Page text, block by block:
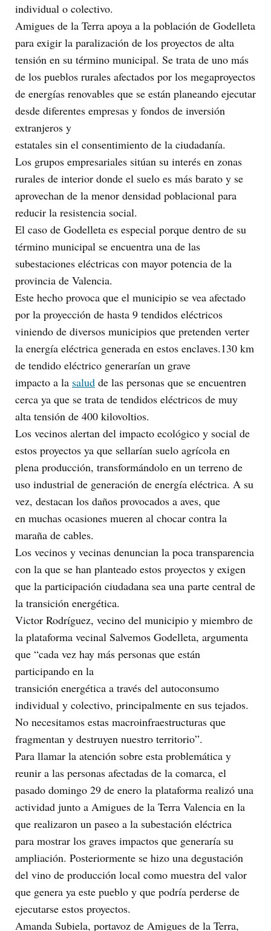
individual o colectivo.
Amigues de la Terra apoya a la población de Godelleta
para exigir la paralización de los proyectos de alta
tensión en su término municipal. Se trata de uno más
de los pueblos rurales afectados por los megaproyectos
de energías renovables que se están planeando ejecutar
desde diferentes empresas y fondos de inversión
extranjeros y
estatales sin el consentimiento de la ciudadanía.
Los grupos empresariales sitúan su interés en zonas
rurales de interior donde el suelo es más barato y se
aprovechan de la menor densidad poblacional para
reducir la resistencia social.
El caso de Godelleta es especial porque dentro de su
término municipal se encuentra una de las
subestaciones eléctricas con mayor potencia de la
provincia de Valencia.
Este hecho provoca que el municipio se vea afectado
por la proyección de hasta 9 tendidos eléctricos
viniendo de diversos municipios que pretenden verter
la energía eléctrica generada en estos enclaves.130 km
de tendido eléctrico generarían un grave
impacto a la salud de las personas que se encuentren
cerca ya que se trata de tendidos eléctricos de muy
alta tensión de 400 kilovoltios.
Los vecinos alertan del impacto ecológico y social de
estos proyectos ya que sellarían suelo agrícola en
plena producción, transformándolo en un terreno de
uso industrial de generación de energía eléctrica. A su
vez, destacan los daños provocados a aves, que
en muchas ocasiones mueren al chocar contra la
maraña de cables.
Los vecinos y vecinas denuncian la poca transparencia
con la que se han planteado estos proyectos y exigen
que la participación ciudadana sea una parte central de
la transición energética.
Victor Rodríguez, vecino del municipio y miembro de
la plataforma vecinal Salvemos Godelleta, argumenta
que “cada vez hay más personas que están
participando en la
transición energética a través del autoconsumo
individual y colectivo, principalmente en sus tejados.
No necesitamos estas macroinfraestructuras que
fragmentan y destruyen nuestro territorio”.
Para llamar la atención sobre esta problemática y
reunir a las personas afectadas de la comarca, el
pasado domingo 29 de enero la plataforma realizó una
actividad junto a Amigues de la Terra Valencia en la
que realizaron un paseo a la subestación eléctrica
para mostrar los graves impactos que generaría su
ampliación. Posteriormente se hizo una degustación
del vino de producción local como muestra del valor
que genera ya este pueblo y que podría perderse de
ejecutarse estos proyectos.
Amanda Subiela, portavoz de Amigues de la Terra,